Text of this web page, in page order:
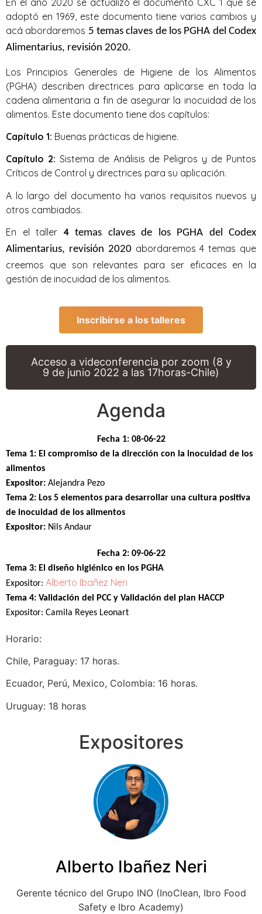
En el año 2020 se actualizó el documento CXC 1 que se
adoptó en 1969, este documento tiene varios cambios y
acá abordaremos 5 temas claves de los PGHA del Codex
Alimentarius, revisión 2020.
Los Principios Generales de Higiene de los Alimentos
(PGHA) describen directrices para aplicarse en toda la
cadena alimentaria a fin de asegurar la inocuidad de los
alimentos. Este documento tiene dos capítulos:
Capítulo 1: Buenas prácticas de higiene.
Capítulo 2: Sistema de Análisis de Peligros y de Puntos
Críticos de Control y directrices para su aplicación.
A lo largo del documento ha varios requisitos nuevos y
otros cambiados.
En el taller 4temas claves de los PGHA del Codex
Alimentarius, revisión 2020 abordaremos 4 temas que
creemos que son relevantes para ser eficaces en la
gestión de inocuidad de los alimentos.
Inscribirse a los talleres
Acceso a videconferencia por zoom (8 y
9 de junio 2022 a las 17horas-Chile)
Agenda
Fecha 1: 08-06-22
Tema 1: El compromiso de la dirección con la inocuidad de los
alimentos
Expositor: Alejandra Pezo
Tema 2: Los 5 elementos para desarrollar una cultura positiva
de inocuidad de los alimentos
Expositor: Nils Andaur
Fecha 2: 09-06-22
Tema 3: El diseño higiénico en los PGHA
Expositor: Alberto Ibañez Neri
Tema 4: Validación del PCC y Validación del plan HACCP
Expositor: Camila Reyes Leonart
Horario:
Chile, Paraguay: 17 horas.
Ecuador, Perú, Mexico, Colombia: 16 horas.
Uruguay: 18 horas
Expositores
Alberto Ibañez Neri
Gerente técnico del Grupo INO (InoClean, Ibro Food
Safety e Ibro Academy)